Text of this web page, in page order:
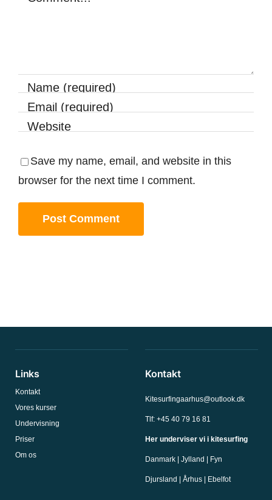
Save my name, email, and website in this
browser for the next time I comment.
Links
Kontakt
Vores kurser
Undervisning
Priser
Om os
Kontakt
Kitesurfingaarhus@outlook.dk
Tlf: +45 40 79 16 81
Her underviser vi i kitesurfing
Danmark | Jylland | Fyn
Djursland | Århus | Ebelfot